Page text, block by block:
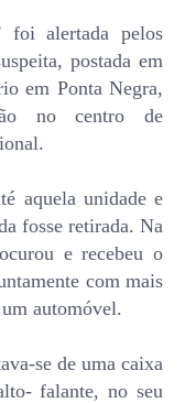
alertada pelos
postada em
em Ponta Negra,
no centro de
aquela unidade e
fosse retirada. Na
e recebeu o
com mais
um automóvel.
se de uma caixa
falante, no seu